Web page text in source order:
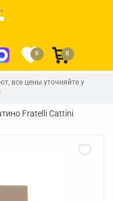
0 0
все цены уточняйте у
Fratelli Cattini